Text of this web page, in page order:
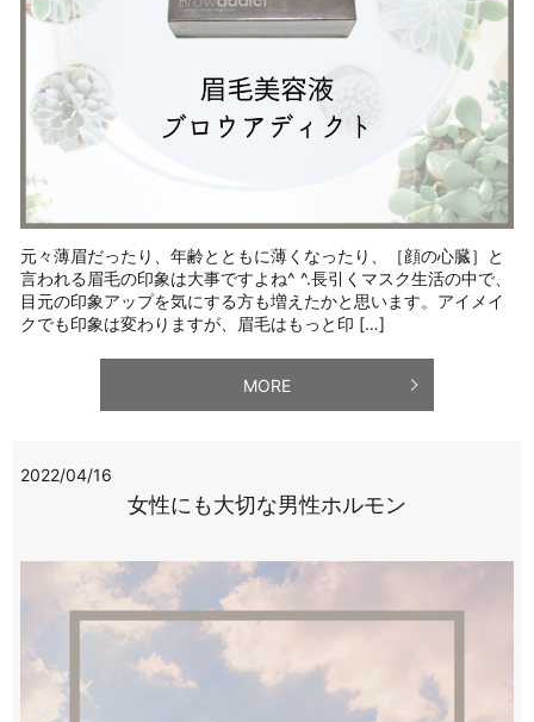
元々薄眉だったり、年齢とともに薄くなったり、［顔の心臓］と
言われる眉毛の印象は大事ですよね^ ^.長引くマスク生活の中で、
目元の印象アップを気にする方も増えたかと思います。アイメイ
クでも印象は変わりますが、眉毛はもっと印 […]
MORE
2022/04/16
女性にも大切な男性ホルモン